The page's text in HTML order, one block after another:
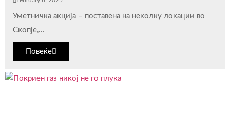
Уметничка акција – поставена на неколку локации во
Скопје,...
Повеќе